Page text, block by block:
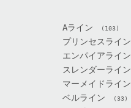
Aライン (103)
プリンセスライン
エンパイアライン
スレンダーライン
マーメイドライン
ベルライン (33)